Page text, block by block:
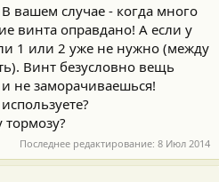
вашем случае - когда много
винта оправдано! А если у
1 или 2 уже не нужно (между
Винт безусловно вещь
не заморачиваешься!
тормозу?
Последнее редактирование: 8 Июл 2014